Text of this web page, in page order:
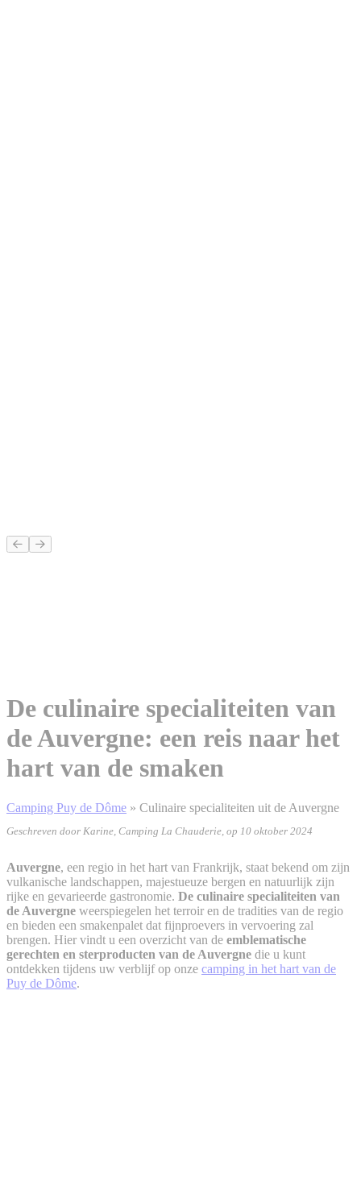
De culinaire specialiteiten van
de Auvergne: een reis naar het
hart van de smaken
Camping Puy de Dôme » Culinaire specialiteiten uit de Auvergne
Geschreven door Karine, Camping La Chauderie, op 10 oktober 2024
Auvergne, een regio in het hart van Frankrijk, staat bekend om zijn
vulkanische landschappen, majestueuze bergen en natuurlijk zijn
rijke en gevarieerde gastronomie. De culinaire specialiteiten van
de Auvergne weerspiegelen het terroir en de tradities van de regio
en bieden een smakenpalet dat fijnproevers in vervoering zal
brengen. Hier vindt u een overzicht van de emblematische
gerechten en sterproducten van de Auvergne die u kunt
ontdekken tijdens uw verblijf op onze camping in het hart van de
Puy de Dôme.